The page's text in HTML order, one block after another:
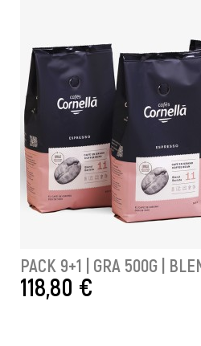
PACK 9+1 | GRA 500G |
118,80 €
AFEGIR A LA CISTELLA